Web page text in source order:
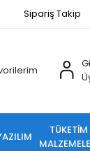
Sipariş Takip
TÜKETİM